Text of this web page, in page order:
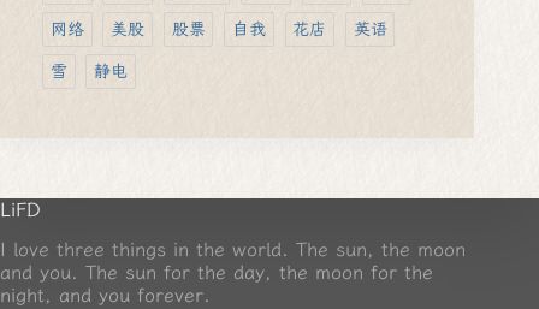
网络 美股 股票 自我 花店 英语
雪 静电
LiFD
I love three things in the world. The sun, the moon
and you. The sun for the day, the moon for the
night, and you forever.